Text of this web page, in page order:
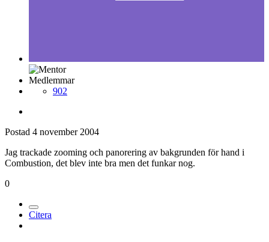
Medlemmar
902
Postad 4 november 2004
Jag trackade zooming och panorering av bakgrunden för hand i
Combustion, det blev inte bra men det funkar nog.
0
Citera